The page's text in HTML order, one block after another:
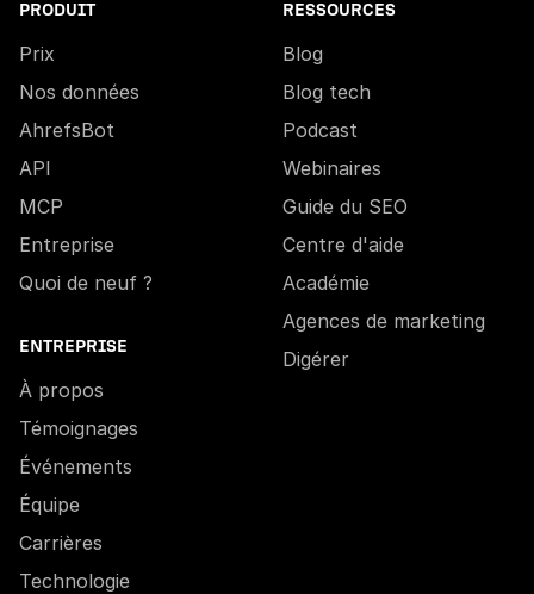
PRODUIT
Prix
Nos données
AhrefsBot
API
MCP
Entreprise
Quoi de neuf ?
ENTREPRISE
À propos
Témoignages
Événements
Équipe
Carrières
Technologie
RESSOURCES
Blog
Blog tech
Podcast
Webinaires
Guide du SEO
Centre d'aide
Académie
Agences de marketing
Digérer